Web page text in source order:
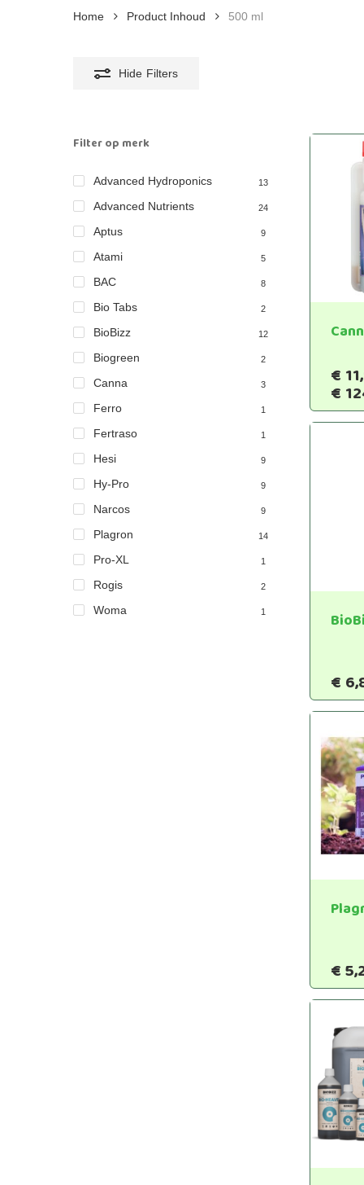
Home Product Inhoud 500 ml
Hide Filters
Filter op merk
Advanced Hydroponics 13
Advanced Nutrients 24
Aptus 9
Atami 5
BAC 8
Bio Tabs 2
BioBizz 12
Biogreen 2
Canna 3
Ferro 1
Fertraso 1
Hesi 9
Hy-Pro 9
Narcos 9
Plagron 14
Pro-XL 1
Rogis 2
Woma 1
€
€
€
€